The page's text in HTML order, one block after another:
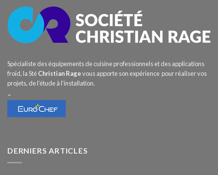
Spécialiste des équipements de cuisine professionnels et des applications
froid, la StéChristian Ragevous apporte son expérience pour réaliser vos
projets, de l’étude à l’installation.
–
DERNIERS ARTICLES